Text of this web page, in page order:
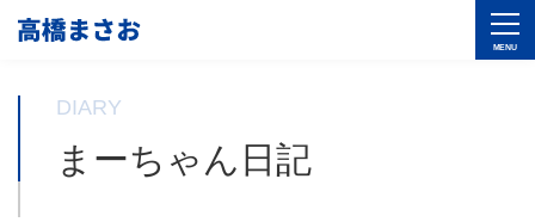
DIARY
まーちゃん日記